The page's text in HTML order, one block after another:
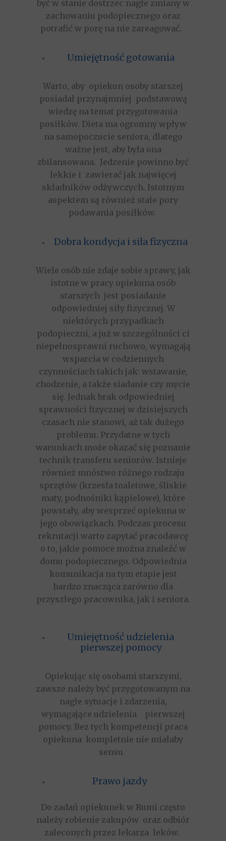
Dobra kondycja i siła fizyczna
Wiele osób nie zdaje sobie sprawy, jak
istotne w pracy opiekuna osób
starszych jest posiadanie
odpowiedniej siły fizycznej. W
niektórych przypadkach
podopieczni, a już w szczególności ci
niepełnosprawni ruchowo, wymagają
wsparcia w codziennych
czynnościach takich jak: wstawanie,
chodzenie, a także siadanie czy mycie
się. Jednak brak odpowiedniej
sprawności fizycznej w dzisiejszych
czasach nie stanowi, aż tak dużego
problemu. Przydatne w tych
warunkach może okazać się poznanie
technik transferu seniorów. Istnieje
również mnóstwo różnego rodzaju
sprzętów (krzesła toaletowe, śliskie
maty, podnośniki kąpielowe), które
powstały, aby wesprzeć opiekuna w
jego obowiązkach. Podczas procesu
rekrutacji warto zapytać pracodawcę
o to, jakie pomoce można znaleźć w
domu podopiecznego. Odpowiednia
komunikacja na tym etapie jest
bardzo znacząca zarówno dla
przyszłego pracownika, jak i seniora.
Prawo jazdy
Do zadań opiekunek w Rumi często
należy robienie zakupów oraz odbiór
zaleconych przez lekarza leków.
Umiejętność gotowania
Warto, aby opiekun osoby starszej
posiadał przynajmniej podstawową
wiedzę na temat przygotowania
posiłków. Dieta ma ogromny wpływ
na samopoczucie seniora, dlatego
ważne jest, aby była ona
zbilansowana. Jedzenie powinno być
lekkie i zawierać jak najwięcej
składników odżywczych. Istotnym
aspektem są również stałe pory
podawania posiłków.
Umiejętność udzielenia
pierwszej pomocy
Opiekując się osobami starszymi,
zawsze należy być przygotowanym na
nagłe sytuacje i zdarzenia,
wymagające udzielenia pierwszej
pomocy. Bez tych kompetencji praca
opiekuna kompletnie nie miałaby
sensu.
być w stanie dostrzec nagłe zmiany w
zachowaniu podopiecznego oraz
potrafić w porę na nie zareagować.